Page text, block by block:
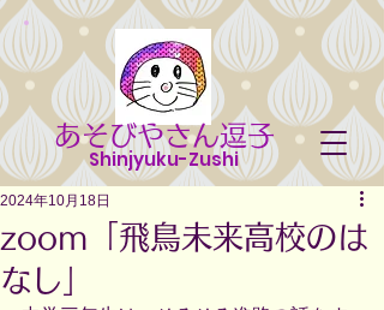
あそびやさん逗子
Shinjyuku-Zushi
zoom「飛鳥未来高校のは
なし」
2024年10月18日